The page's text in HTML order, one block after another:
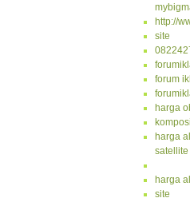
http://
site
forum
harga
harga
satellite
harga
site